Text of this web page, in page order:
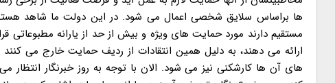
ها براساس سلایق شخصی اعمال می شود. در این دولت ما شاهد
مستقیم دارند مورد حمایت های ویژه و بیش از حد از یارانه مطبوعاتی
ارائه می دهند، به دلیل همین انتقادات از ردیف حمایت خارج می
های آن ها کارشکنی نیز می شود. الان با توجه به روز خبرنگار